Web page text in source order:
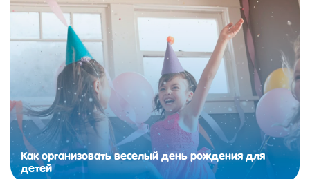
Как организовать веселый день рождения для
детей